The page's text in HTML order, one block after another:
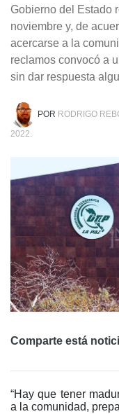
Gobierno del Estado
noviembre y, de
acercarse a la
reclamos convocó a
sin dar respuesta
POR RODRIGO
2022.
Comparte está
“Hay que tener
a la comunidad,